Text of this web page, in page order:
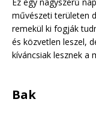
művészeti területen
remekül ki fogják
és közvetlen leszel,
kíváncsiak lesznek a
Bak